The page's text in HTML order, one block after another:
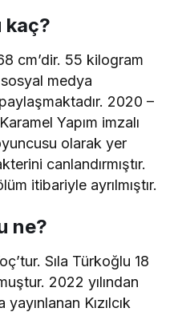
kaç?
cm’dir. 55 kilogram
medya
2020 –
Yapım imzalı
olarak yer
canlandırmıştır.
itibariyle ayrılmıştır.
ne?
Sıla Türkoğlu 18
2022 yılından
Kızılcık